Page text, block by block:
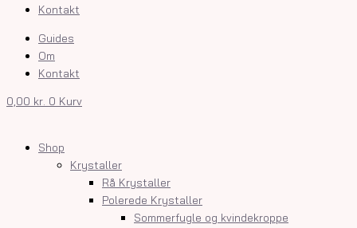
Kontakt
Guides
Om
Kontakt
0,00 kr. 0 Kurv
Shop
Krystaller
Rå Krystaller
Polerede Krystaller
Sommerfugle og kvindekroppe